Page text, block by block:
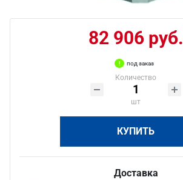
82 906 руб.
под заказ
Количество
шт
КУПИТЬ
Доставка